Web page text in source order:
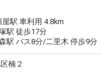
駅 車利用 4.8km
駅 徒歩17分
駅 バス8分/二里木 停歩9分
楠２